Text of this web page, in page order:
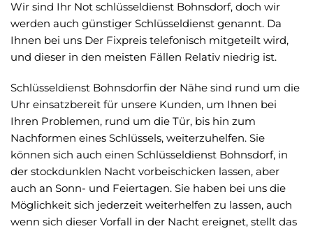
Wir sind Ihr Not schlüsseldienst Bohnsdorf, doch wir
werden auch günstiger Schlüsseldienst genannt. Da
Ihnen bei uns Der Fixpreis telefonisch mitgeteilt wird,
und dieser in den meisten Fällen Relativ niedrig ist.
Schlüsseldienst Bohnsdorfin der Nähe sind rund um die
Uhr einsatzbereit für unsere Kunden, um Ihnen bei
Ihren Problemen, rund um die Tür, bis hin zum
Nachformen eines Schlüssels, weiterzuhelfen. Sie
können sich auch einen Schlüsseldienst Bohnsdorf, in
der stockdunklen Nacht vorbeischicken lassen, aber
auch an Sonn- und Feiertagen. Sie haben bei uns die
Möglichkeit sich jederzeit weiterhelfen zu lassen, auch
wenn sich dieser Vorfall in der Nacht ereignet, stellt das